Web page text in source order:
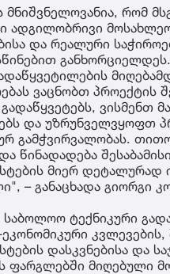
მნიშვნელოვანია, რომ
ადგილობრივი
და რეალური
ვაცნობთ პროექტის
ვისმენთ
და უზრუნველვყოფთ
გამჭვირვალობას.
წინადადება შესაბამისი
მიერ დეტალურად
– განაცხადა გიორგი
ტექნიკური
კვლევების,
დასკვნებისა და
ფარგლებში მიღებული